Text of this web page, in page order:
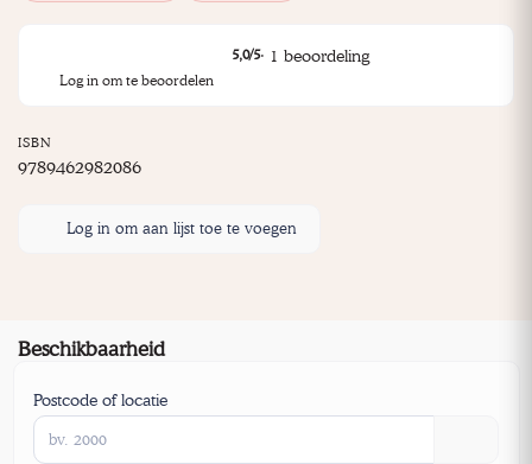
5,0/5· 1 beoordeling
Log in om te beoordelen
ISBN
9789462982086
Log in om aan lijst toe te voegen
Beschikbaarheid
Postcode of locatie